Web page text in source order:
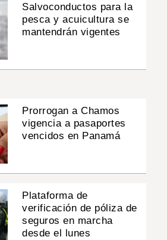
Salvoconductos para la
pesca y acuicultura se
mantendrán vigentes
Prorrogan a Chamos
vigencia a pasaportes
vencidos en Panamá
Plataforma de
verificación de póliza de
seguros en marcha
desde el lunes